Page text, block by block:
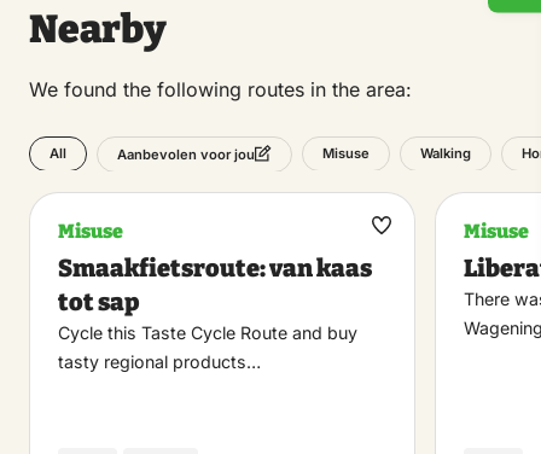
Nearby
We found the following routes in the area:
All Aanbevolen voor jou Misuse Walking
Misuse
Smaakfietsroute: van kaas
tot sap
Cycle this Taste Cycle Route and buy
tasty regional products…
Maak
Misuse
There